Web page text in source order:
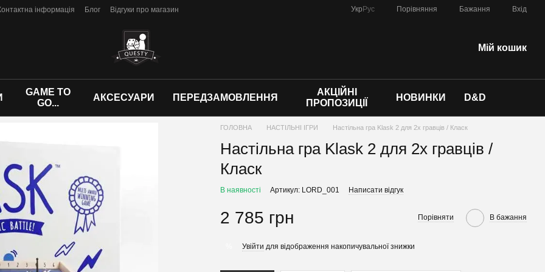
інформація Блог Відгуки про магазин Укр Рус Порівняння Бажання Вхід
Мій кошик
GAME TO
GO...
АКСЕСУАРИ ПЕРЕДЗАМОВЛЕННЯ
АКЦІЙНІ
ПРОПОЗИЦІЇ
НОВИНКИ D&D
ГОЛОВНА НАСТІЛЬНІ ІГРИ Настільна гра Klask 2 для 2х гравців / Класк
Настільна гра Klask 2 для 2х гравців /
Класк
В наявності Артикул: LORD_001 Написати відгук
2 785 грн Порівняти В бажання
Увійти для відображення накопичувальної знижки